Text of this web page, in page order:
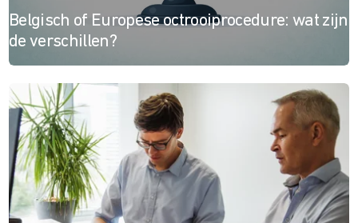
Belgisch of Europese octrooiprocedure: wat zijn
de verschillen?